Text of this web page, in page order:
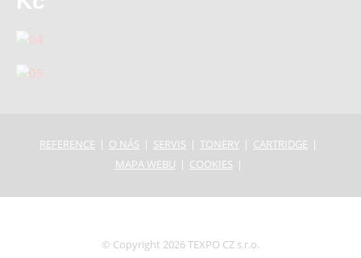
REFERENCE O NÁS SERVIS TONERY
CARTRIDGE
MAPA WEBU
COOKIES
© Copyright 2026 TEXPO CZ s.r.o.